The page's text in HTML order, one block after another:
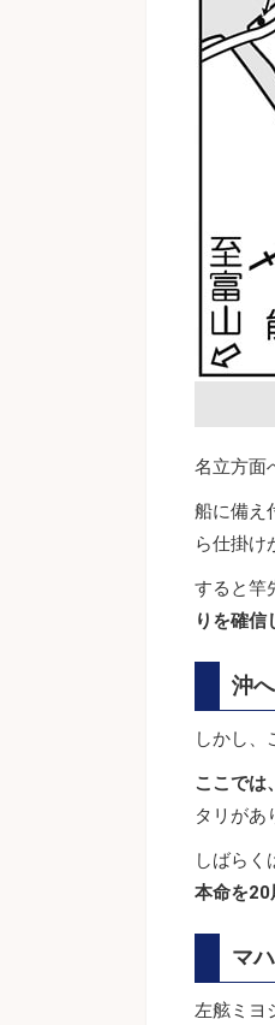
名立方面
船に備え
ら仕掛け
すると竿
りを確信
沖
しかし、
ここでは
タリがあ
しばらく
本命を20
マ
左舷ミヨ